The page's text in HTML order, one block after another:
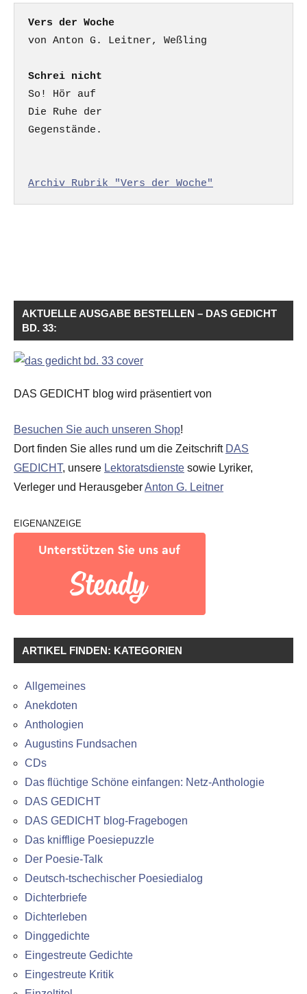
Vers der Woche
Schrei nicht
So! Hör auf
Die Ruhe der
Gegenstände.
Archiv Rubrik "Vers der Woche"
AKTUELLE AUSGABE BESTELLEN – DAS GEDICHT
BD. 33:
DAS GEDICHT blog wird präsentiert von
Besuchen Sie auch unseren Shop!
Dort finden Sie alles rund um die Zeitschrift DAS
GEDICHT, unsere Lektoratsdienste sowie Lyriker,
Verleger und HerausgeberAnton G. Leitner
EIGENANZEIGE
ARTIKEL FINDEN: KATEGORIEN
Allgemeines
Anekdoten
Anthologien
Augustins Fundsachen
CDs
Das flüchtige Schöne einfangen: Netz-Anthologie
DAS GEDICHT
DAS GEDICHT blog-Fragebogen
Das knifflige Poesiepuzzle
Der Poesie-Talk
Deutsch-tschechischer Poesiedialog
Dichterbriefe
Dichterleben
Dinggedichte
Eingestreute Gedichte
Eingestreute Kritik